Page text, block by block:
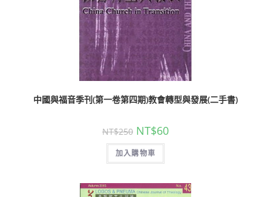
中國與福音季刊(第一卷第四期)教會轉型與發展(二手書)
NT$250 NT$60
加入購物車